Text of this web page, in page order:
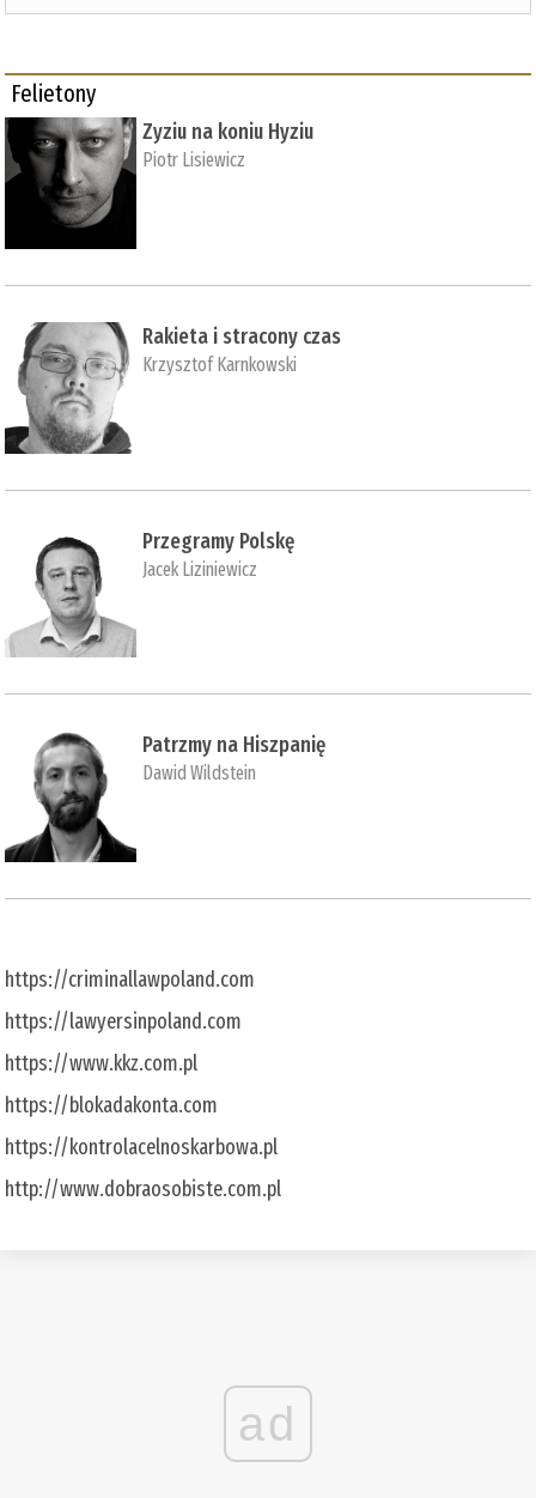
Felietony
Zyziu na koniu Hyziu
Piotr Lisiewicz
Rakieta i stracony czas
Krzysztof Karnkowski
Przegramy Polskę
Jacek Liziniewicz
Patrzmy na Hiszpanię
Dawid Wildstein
https://criminallawpoland.com
https://lawyersinpoland.com
https://www.kkz.com.pl
https://blokadakonta.com
https://kontrolacelnoskarbowa.pl
http://www.dobraosobiste.com.pl
ad